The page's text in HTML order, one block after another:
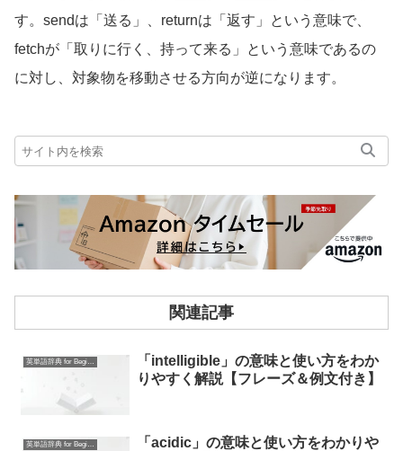
す。sendは「送る」、returnは「返す」という意味で、
fetchが「取りに行く、持って来る」という意味であるの
に対し、対象物を移動させる方向が逆になります。
関連記事
英単語辞典 for Beginners
「intelligible」の意味と使い方をわか
りやすく解説【フレーズ＆例文付き】
英単語辞典 for Beginners
「acidic」の意味と使い方をわかりや